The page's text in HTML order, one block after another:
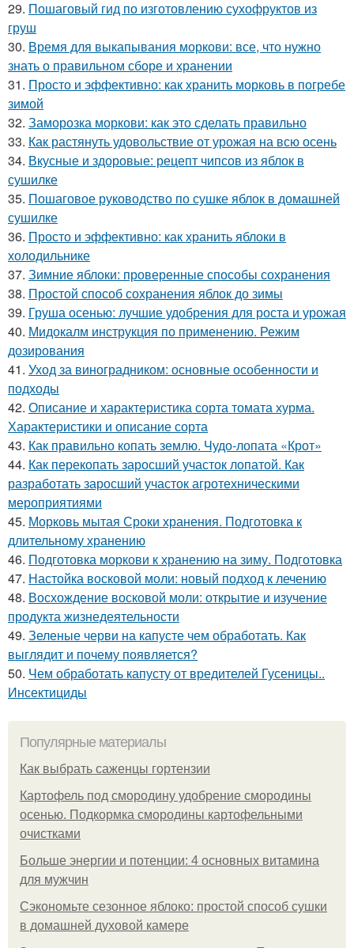
29. Пошаговый гид по изготовлению сухофруктов из
груш
30. Время для выкапывания моркови: все, что нужно
знать о правильном сборе и хранении
31. Просто и эффективно: как хранить морковь в погребе
зимой
32. Заморозка моркови: как это сделать правильно
33. Как растянуть удовольствие от урожая на всю осень
34. Вкусные и здоровые: рецепт чипсов из яблок в
сушилке
35. Пошаговое руководство по сушке яблок в домашней
сушилке
36. Просто и эффективно: как хранить яблоки в
холодильнике
37. Зимние яблоки: проверенные способы сохранения
38. Простой способ сохранения яблок до зимы
39. Груша осенью: лучшие удобрения для роста и урожая
40. Мидокалм инструкция по применению. Режим
дозирования
41. Уход за виноградником: основные особенности и
подходы
42. Описание и характеристика сорта томата хурма.
Характеристики и описание сорта
43. Как правильно копать землю. Чудо-лопата «Крот»
44. Как перекопать заросший участок лопатой. Как
разработать заросший участок агротехническими
мероприятиями
45. Морковь мытая Сроки хранения. Подготовка к
длительному хранению
46. Подготовка моркови к хранению на зиму. Подготовка
47. Настойка восковой моли: новый подход к лечению
48. Восхождение восковой моли: открытие и изучение
продукта жизнедеятельности
49. Зеленые черви на капусте чем обработать. Как
выглядит и почему появляется?
50. Чем обработать капусту от вредителей Гусеницы..
Инсектициды
Популярные материалы
Как выбрать саженцы гортензии
Картофель под смородину удобрение смородины
осенью. Подкормка смородины картофельными
очистками
Больше энергии и потенции: 4 основных витамина
для мужчин
Сэкономьте сезонное яблоко: простой способ сушки
в домашней духовой камере